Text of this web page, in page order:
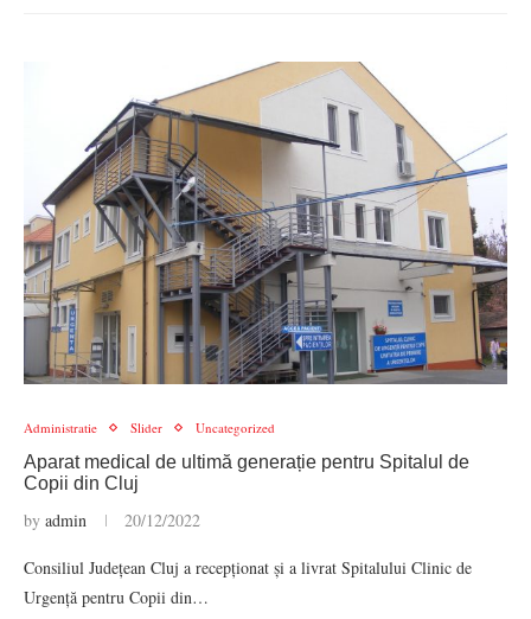
Administratie Slider Uncategorized
Aparat medical de ultimă generație pentru Spitalul de
Copii din Cluj
by admin 20/12/2022
Consiliul Județean Cluj a recepționat și a livrat Spitalului Clinic de
Urgență pentru Copii din…